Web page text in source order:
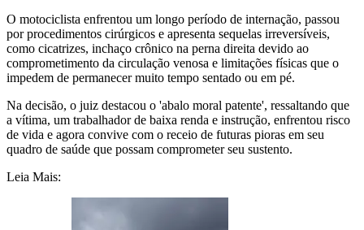
O motociclista enfrentou um longo período de internação, passou
por procedimentos cirúrgicos e apresenta sequelas irreversíveis,
como cicatrizes, inchaço crônico na perna direita devido ao
comprometimento da circulação venosa e limitações físicas que o
impedem de permanecer muito tempo sentado ou em pé.
Na decisão, o juiz destacou o 'abalo moral patente', ressaltando que
a vítima, um trabalhador de baixa renda e instrução, enfrentou risco
de vida e agora convive com o receio de futuras pioras em seu
quadro de saúde que possam comprometer seu sustento.
Leia Mais: